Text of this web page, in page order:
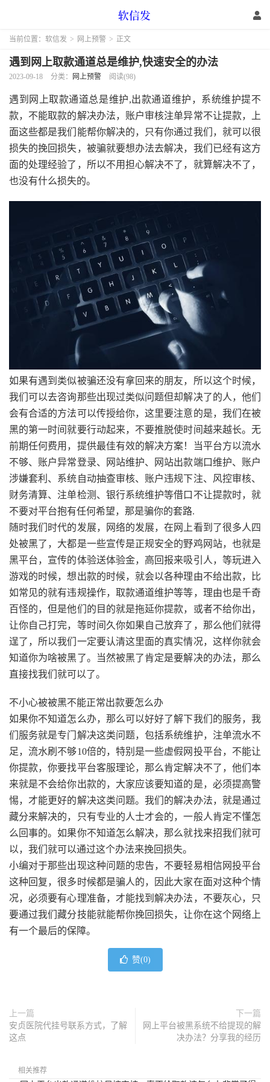
当前位置： 软信发 > 网上预警 > 正文
遇到网上取款通道总是维护,快速安全的办法
2023-09-18 分类： 网上预警 阅读(98)
遇到网上取款通道总是维护,出款通道维护，系统维护提不
款，不能取款的解决办法，账户审核注单异常不让提款，上
面这些都是我们能帮你解决的，只有你通过我们，就可以很
损失的挽回损失，被骗就要想办法去解决，我们已经有这方
面的处理经验了，所以不用担心解决不了，就算解决不了，
也没有什么损失的。
如果有遇到类似被骗还没有拿回来的朋友，所以这个时候，
我们可以去咨询那些出现过类似问题但却解决了的人，他们
会有合适的方法可以传授给你，这里要注意的是，我们在被
黑的第一时间就要行动起来，不要推脱使时间越来越长。无
前期任何费用，提供最佳有效的解决方案！当平台方以流水
不够、账户异常登录、网站维护、网站出款端口维护、账户
涉嫌套利、系统自动抽查审核、账户违规下注、风控审核、
财务清算、注单检测、银行系统维护等借口不让提款时，就
不要对平台抱有任何希望，那是骗你的套路.
随时我们时代的发展，网络的发展，在网上看到了很多人四
处被黑了，大都是一些宣传是正规安全的野鸡网站，也就是
黑平台，宣传的体验送体验金，高回报来吸引人，等玩进入
游戏的时候，想出款的时候，就会以各种理由不给出款，比
如常见的就有违规操作，取款通道维护等等，理由也是千奇
百怪的，但是他们的目的就是拖延你提款，或者不给你出，
让你自己打完，等时间久你如果自己放弃了，那么他们就得
逞了，所以我们一定要认清这里面的真实情况，这样你就会
知道你为啥被黑了。当然被黑了肯定是要解决的办法，那么
直接找我们就可以了。
不小心被被黑不能正常出款要怎么办
如果你不知道怎么办，那么可以好好了解下我们的服务，我
们服务就是专门解决这类问题，包括系统维护，注单流水不
足，流水刷不够10倍的，特别是一些虚假网投平台，不能让
你提款，你要找平台客服理论，那么肯定解决不了，他们本
来就是不会给你出款的，大家应该要知道的是，必须提高警
惕，才能更好的解决这类问题。我们的解决办法，就是通过
藏分来解决的，只有专业的人士才会的，一般人肯定不懂怎
么回事的。如果你不知道怎么解决，那么就找来招我们就可
以，我们就可以通过这个办法来挽回损失。
小编对于那些出现这种问题的忠告，不要轻易相信网投平台
这种回复，很多时候都是骗人的，因此大家在面对这种个情
况，必须要有心理准备，才能找到解决办法，不要灰心，只
要通过我们藏分技能就能帮你挽回损失，让你在这个网络上
有一个最后的保障。
赞(0)
上一篇
安贞医院代挂号联系方式，了解
这点
下一篇
网上平台被黑系统不给提现的解
决办法？分享我的经历
相关推荐